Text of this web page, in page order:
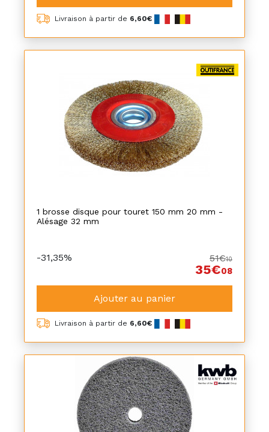
Livraison à partir de 6,60€
1 brosse disque pour touret 150 mm 20 mm -
Alésage 32 mm
-31,35% 51€10
35€08
Ajouter au panier
Livraison à partir de 6,60€